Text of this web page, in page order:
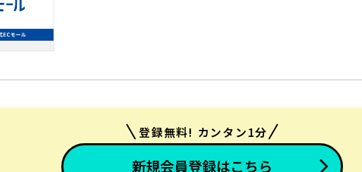
登録無料! カンタン1分
新規会員登録はこちら